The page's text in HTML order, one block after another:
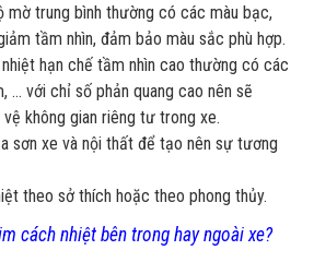
mờ trung bình thường có các màu bạc,
tầm nhìn, đảm bảo màu sắc phù hợp.
hạn chế tầm nhìn cao thường có các
... với chỉ số phản quang cao nên sẽ
không gian riêng tư trong xe.
sơn xe và nội thất để tạo nên sự tương
theo sở thích hoặc theo phong thủy.
cách nhiệt bên trong hay ngoài xe?